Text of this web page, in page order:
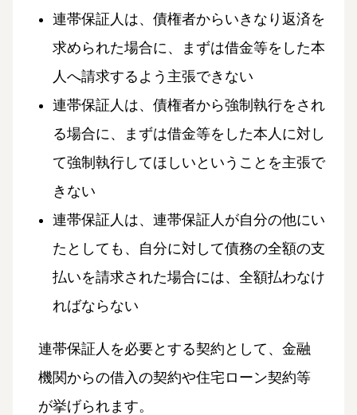
連帯保証人は、債権者からいきなり返済を
求められた場合に、まずは借金等をした本
人へ請求するよう主張できない
連帯保証人は、債権者から強制執行をされ
る場合に、まずは借金等をした本人に対し
て強制執行してほしいということを主張で
きない
連帯保証人は、連帯保証人が自分の他にい
たとしても、自分に対して債務の全額の支
払いを請求された場合には、全額払わなけ
ればならない
連帯保証人を必要とする契約として、金融
機関からの借入の契約や住宅ローン契約等
が挙げられます。